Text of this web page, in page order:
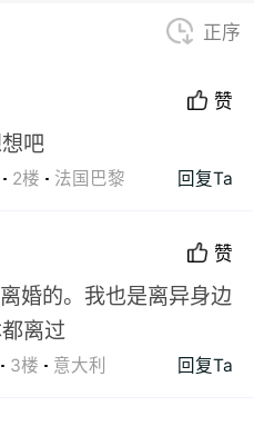
正序
赞
吧
2楼 法国巴黎 回复Ta
赞
婚的。我也是离异身边
离过
3楼 意大利 回复Ta